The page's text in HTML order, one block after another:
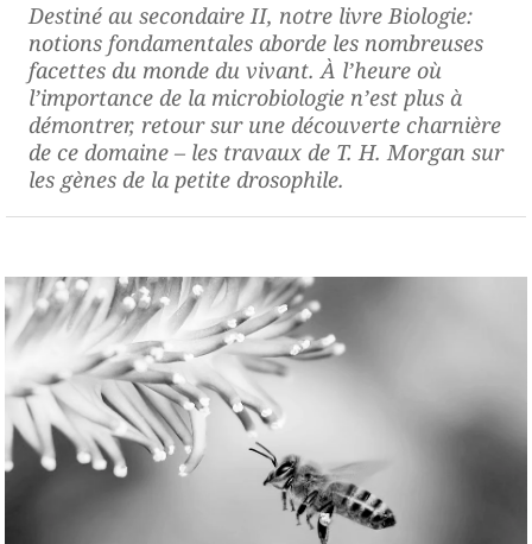
Destiné au secondaire II, notre livreBiologie:
notions fondamentales aborde les nombreuses
facettes du monde du vivant. À l’heure où
l’importance de la microbiologie n’est plus à
démontrer, retour sur une découverte charnière
de ce domaine – les travaux de T. H. Morgan sur
les gènes de la petite drosophile.